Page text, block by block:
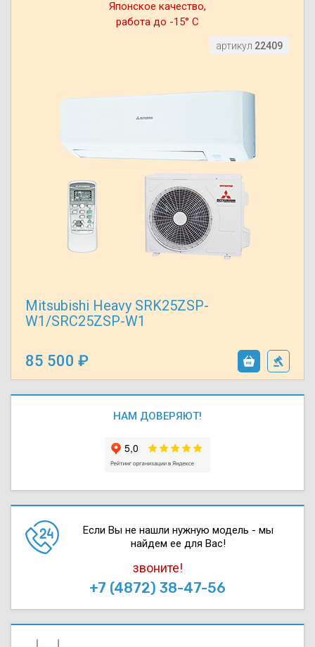
Японское качество,
работа до -15° С
артикул 22409
Mitsubishi Heavy SRK25ZSP-
W1/SRC25ZSP-W1
85 500
НАМ ДОВЕРЯЮТ!
Если Вы не нашли нужную модель - мы
найдем ее для Вас!
звоните!
+7 (4872) 38-47-56